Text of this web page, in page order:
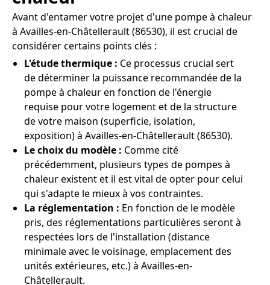
Avant d'entamer votre projet d'une pompe à chaleur
à Availles-en-Châtellerault (86530), il est crucial de
considérer certains points clés :
L'étude thermique : Ce processus crucial sert
de déterminer la puissance recommandée de la
pompe à chaleur en fonction de l'énergie
requise pour votre logement et de la structure
de votre maison (superficie, isolation,
exposition) à Availles-en-Châtellerault (86530).
Le choix du modèle : Comme cité
précédemment, plusieurs types de pompes à
chaleur existent et il est vital de opter pour celui
qui s'adapte le mieux à vos contraintes.
La réglementation : En fonction de le modèle
pris, des réglementations particulières seront à
respectées lors de l'installation (distance
minimale avec le voisinage, emplacement des
unités extérieures, etc.) à Availles-en-
Châtellerault.